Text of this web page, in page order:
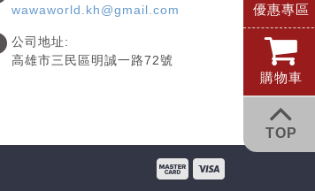
wawaworld.kh@gmail.com
公司地址:
高雄市三民區明誠一路72號
優惠專區
購物車
TOP